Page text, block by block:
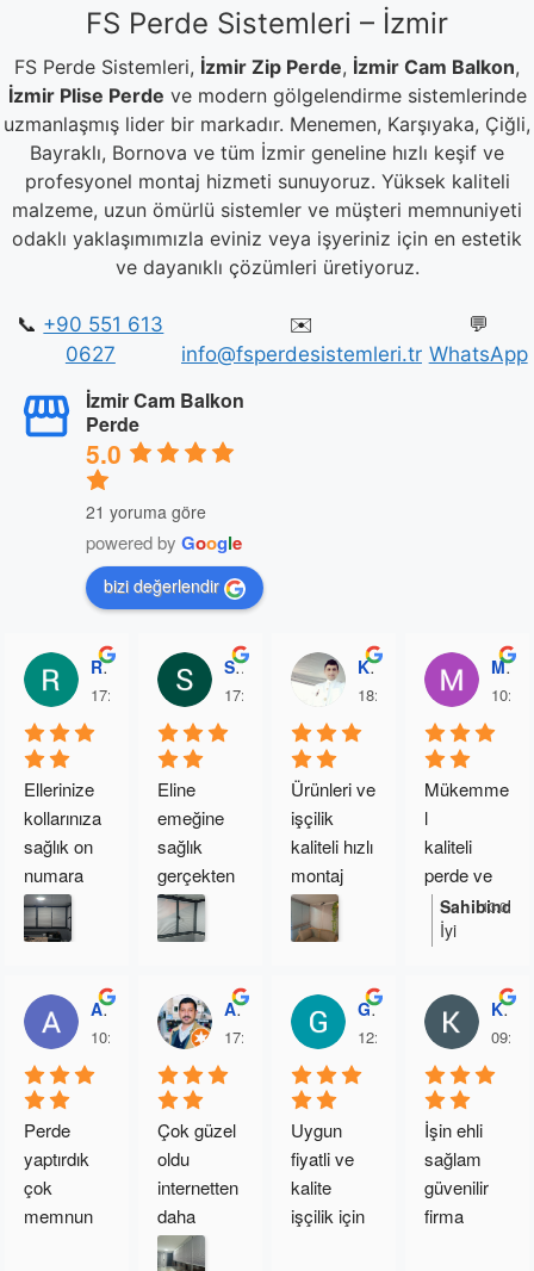
FS Perde Sistemleri – İzmir
FS Perde Sistemleri, İzmir Zip Perde, İzmir Cam Balkon,
İzmir Plise Perde ve modern gölgelendirme sistemlerinde
uzmanlaşmış lider bir markadır. Menemen, Karşıyaka, Çiğli,
Bayraklı, Bornova ve tüm İzmir geneline hızlı keşif ve
profesyonel montaj hizmeti sunuyoruz. Yüksek kaliteli
malzeme, uzun ömürlü sistemler ve müşteri memnuniyeti
odaklı yaklaşımımızla eviniz veya işyeriniz için en estetik
ve dayanıklı çözümleri üretiyoruz.
📞 +90 551 613
0627
✉️
info@fsperdesistemleri.tr
💬
WhatsApp
İzmir Cam Balkon
Perde
5.0
21 yoruma göre
powered by Google
bizi değerlendir
Remezan Aksoy
17:37 01 Dec 25
Ellerinize
kollarınıza
sağlık on
numara
oldu
sağolun
Serpil Aksoy
17:34 01 Dec 25
Eline
emeğine
sağlık
gerçekten
işinizi
itinayla
uz çok
ama çok
memnun
kaldık
Kubilay karataş
18:32 16 Nov 25
Ürünleri ve
işçilik
kaliteli hızlı
montaj
işinin
arkasında
işletme
tavsiye
ederim
güvenilir
Mehmet Bilseloğlu
Mükemme
l
kaliteli
perde ve
işçilik hızlı
montaj tek
harika
ihtiyacı
olan
kaçirmasin
Fatih beye
çok
teşekkür
ederim
13:02
İyi
Ali Aksakal
10:47 10 Oct 25
Perde
yaptırdık
çok
memnun
Ayhan Ederoğlu
17:13 21 Sep 25
Çok güzel
oldu
internetten
daha
uygun
Gokhan Tasdemir
12:32 20 Aug 25
Uygun
fiyatli ve
kalite
işçilik için
Kadir Çiftçioğlu
09:34
İşin ehli
sağlam
güvenilir
firma